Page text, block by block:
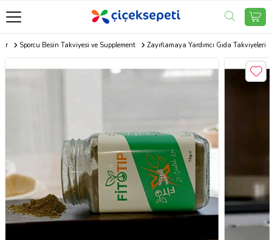
Sporcu Besin Takviyesi ve Supplement Zayıflamaya Yardımcı Gıda Takviyeleri